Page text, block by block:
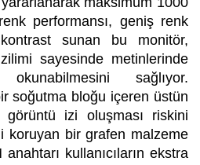
performansı, geniş renk
sunan bu monitör,
sayesinde metinlerinde
sağlıyor.
soğutma bloğu içeren üstün
görüntü izi oluşması riskini
koruyan bir grafen malzeme
anahtarı kullanıcıların ekstra